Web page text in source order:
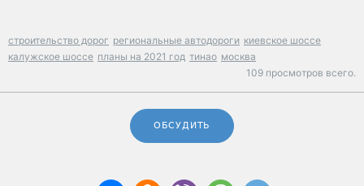
строительство дорог региональные автодороги киевское шоссе
калужское шоссе планы на 2021 год тинао москва
109 просмотров всего.
ОБСУДИТЬ